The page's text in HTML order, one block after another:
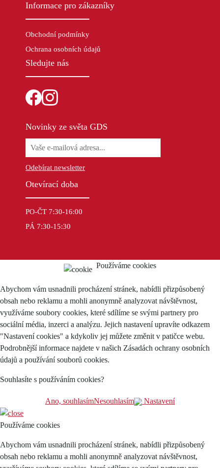
Informace pro zákazníky
Obchodní podmínky
Ochrana osobních údajů
Sledujte nás
Novinky ze světa GDS
Odebírat newsletter
Otevírací doba
PO-ČT 7:30-16:00
PÁ 7:30-15:30
Používáme cookies
Abychom vám usnadnili procházení stránek, nabídli přizpůsobený
obsah nebo reklamu a mohli anonymně analyzovat návštěvnost,
využíváme soubory cookies, které sdílíme se svými partnery pro
sociální média, inzerci a analýzu. Jejich nastavení upravíte odkazem
"Nastavení cookies" a kdykoliv jej můžete změnit v patičce webu.
Podrobnější informace najdete v našich Zásadách ochrany osobních
údajů a používání souborů cookies.
Souhlasíte s používáním cookies?
Ano, souhlasímNesouhlasím Nastavení
Používáme cookies
Abychom vám usnadnili procházení stránek, nabídli přizpůsobený
obsah nebo reklamu a mohli anonymně analyzovat návštěvnost,